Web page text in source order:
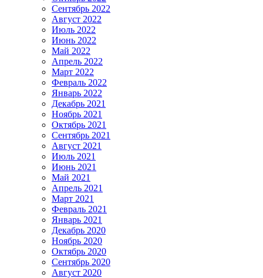
Сентябрь 2022
Август 2022
Июль 2022
Июнь 2022
Май 2022
Апрель 2022
Март 2022
Февраль 2022
Январь 2022
Декабрь 2021
Ноябрь 2021
Октябрь 2021
Сентябрь 2021
Август 2021
Июль 2021
Июнь 2021
Май 2021
Апрель 2021
Март 2021
Февраль 2021
Январь 2021
Декабрь 2020
Ноябрь 2020
Октябрь 2020
Сентябрь 2020
Август 2020